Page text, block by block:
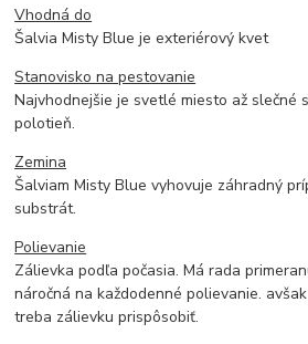
Vhodná do
Šalvia Misty Blue je exteriérový kvet
Stanovisko na pestovanie
Najvhodnejšie je svetlé miesto až slečné
polotieň.
Zemina
Šalviam Misty Blue vyhovuje záhradný
substrát.
Polievanie
Zálievka podľa počasia. Má rada
náročná na každodenné polievanie.
treba zálievku prispôsobiť.